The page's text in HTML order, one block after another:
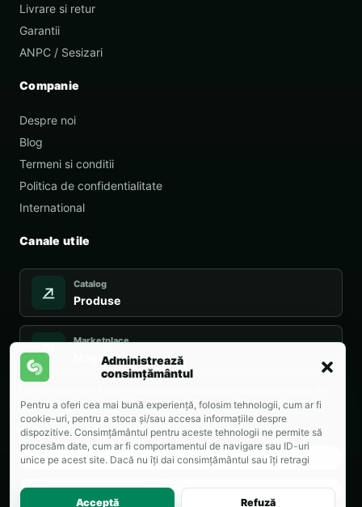
Administrează
consimțământul
Pentru a oferi cea mai bună experiență, folosim tehnologii, cum ar fi
cookie-uri, pentru a stoca și/sau accesa informațiile despre
dispozitive. Consimțământul pentru aceste tehnologii ne permite să
procesăm date, cum ar fi comportamentul de navigare sau ID-uri
unice pe acest site. Dacă nu îți dai consimțământul sau îți retragi
funcționalități și funcții.
Acceptă
Refuză
Livrare si retur
Garantii
ANPC / Sesizari
Companie
Despre noi
Blog
Termeni si conditii
Politica de confidentialitate
International
Canale utile
Catalog
Produse
Marketplace
Magazine
activare.
Plată securizată
Retur clar